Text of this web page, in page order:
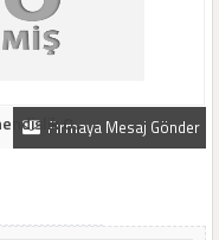
Firmaya Mesaj Gönder
O..